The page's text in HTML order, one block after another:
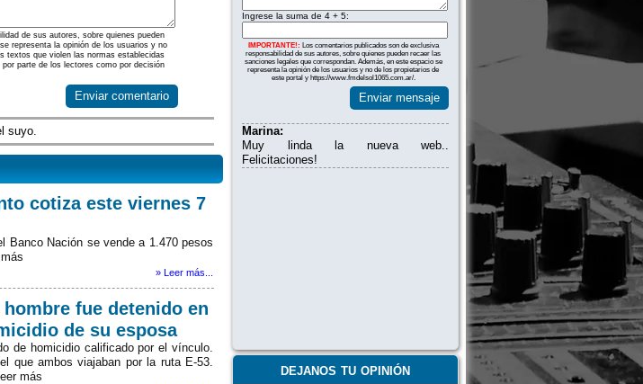
de sus autores, sobre quienes pueden
representa la opinión de los usuarios y no
textos que violen las normas establecidas
parte de los lectores como por decisión
Enviar comentario
suyo.
cotiza este viernes 7
Banco Nación se vende a 1.470 pesos
» Leer más...
fue detenido en
de su esposa
de homicidio calificado por el vínculo.
que ambos viajaban por la ruta E-53.
más
Ingrese la suma de 4 + 5:
IMPORTANTE!: Los comentarios publicados son de exclusiva
responsabilidad de sus autores, sobre quienes pueden recaer las
sanciones legales que correspondan. Además, en este espacio se
representa la opinión de los usuarios y no de los propietarios de
este portal y https://www.fmdelsol1065.com.ar/.
Enviar mensaje
Marina:
Muy linda la nueva web..
Felicitaciones!
dejanos tu opinión